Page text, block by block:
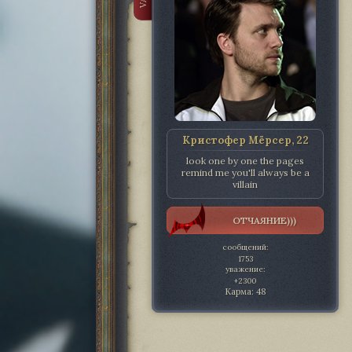
Кристофер Мёрсер, 22
look one by one the pages
remind me you'll always be a
villain
ОТЧАЯНИЕ)))
сообщений:
1753
уважение:
+2300
Карма: 48